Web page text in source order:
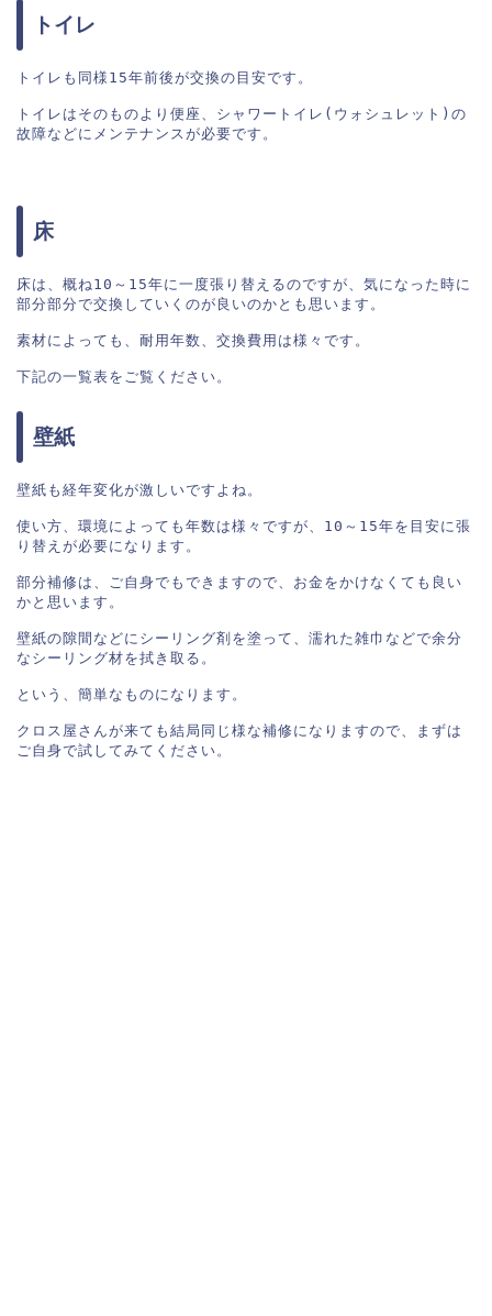
トイレ
トイレも同様15年前後が交換の目安です。
トイレはそのものより便座、シャワートイレ(ウォシュレット)の
故障などにメンテナンスが必要です。
床
床は、概ね10～15年に一度張り替えるのですが、気になった時に
部分部分で交換していくのが良いのかとも思います。
素材によっても、耐用年数、交換費用は様々です。
下記の一覧表をご覧ください。
壁紙
壁紙も経年変化が激しいですよね。
使い方、環境によっても年数は様々ですが、10～15年を目安に張
り替えが必要になります。
部分補修は、ご自身でもできますので、お金をかけなくても良い
かと思います。
壁紙の隙間などにシーリング剤を塗って、濡れた雑巾などで余分
なシーリング材を拭き取る。
という、簡単なものになります。
クロス屋さんが来ても結局同じ様な補修になりますので、まずは